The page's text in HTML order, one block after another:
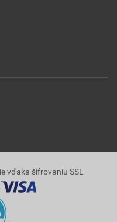
vďaka šifrovaniu SSL